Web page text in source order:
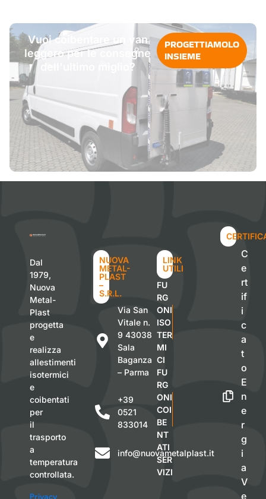
Vuoi coibentare un van
leggero per le consegne
dell'ultimo miglio?
PROGETTIAMOLO
INSIEME
Dal
1979,
Nuova
Metal-
Plast
progetta
e
realizza
allestimenti
isotermici
e
coibentati
per
il
trasporto
a
temperatura
controllata.
Privacy
NUOVA
METAL-
PLAST
–
S.R.L.
Via San
Vitale n.
9 43038
Sala
Baganza
– Parma
+39
0521
833014
info@nuovametalplast.it
LINK
UTILI
FU
RG
ONI
ISO
TER
MI
CI
FU
RG
ONI
COI
BE
NT
ATI
SER
VIZI
C
e
rt
if
i
c
a
t
o
E
n
e
r
g
i
a
V
e